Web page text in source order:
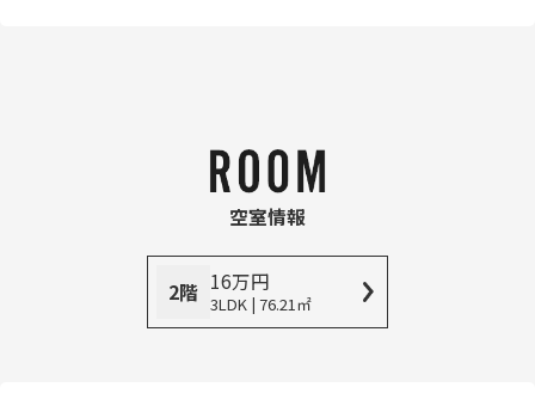
空室情報
2階 16万円
3LDK | 76.21㎡